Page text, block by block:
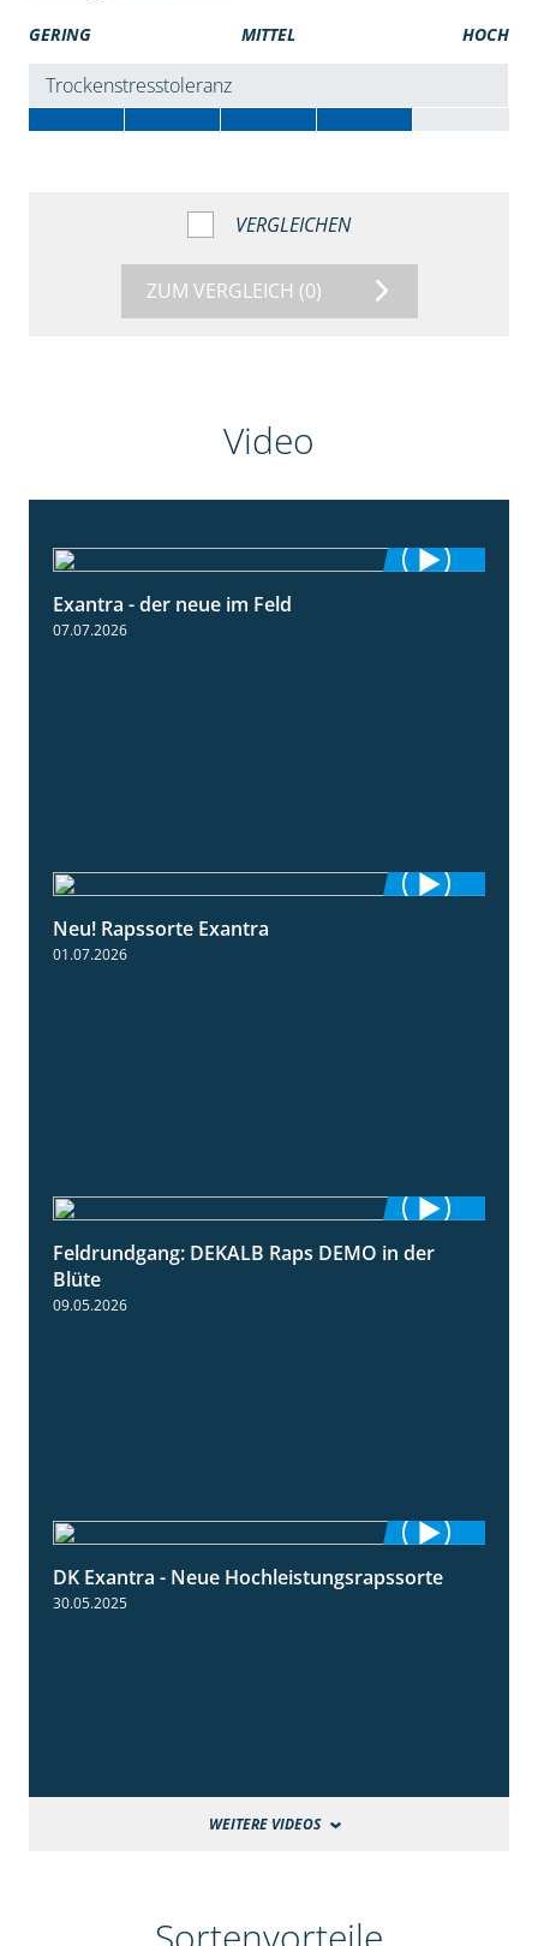
GERING MITTEL HOCH
Trockenstresstoleranz
VERGLEICHEN
ZUM VERGLEICH (0)
Video
Exantra - der neue im Feld
07.07.2026
Neu! Rapssorte Exantra
01.07.2026
2:37
Feldrundgang: DEKALB Raps DEMO in der
Blüte
09.05.2026
2:15
DK Exantra - Neue Hochleistungsrapssorte
30.05.2025
WEITERE VIDEOS